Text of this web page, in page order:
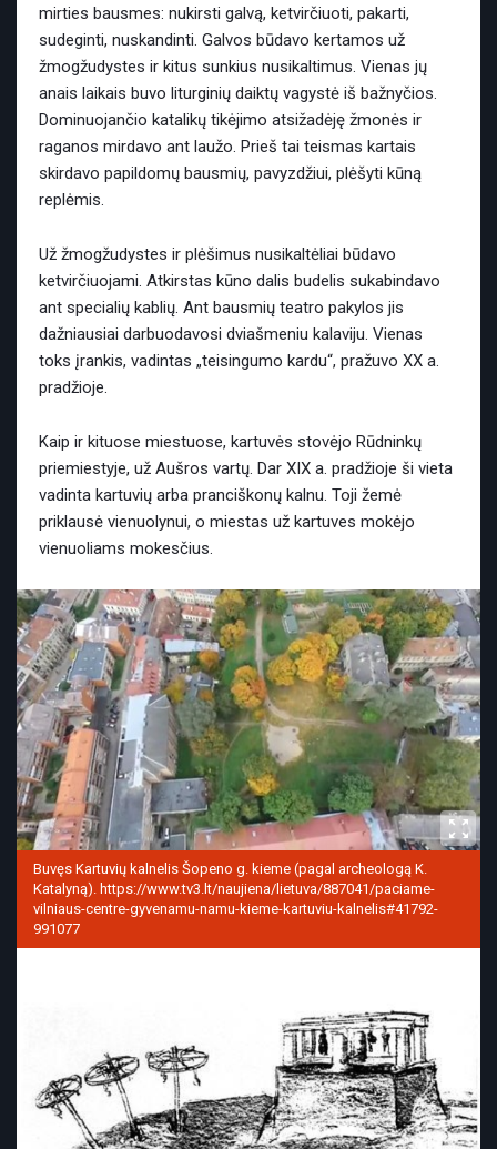
mirties bausmes: nukirsti galvą, ketvirčiuoti, pakarti,
sudeginti, nuskandinti. Galvos būdavo kertamos už
žmogžudystes ir kitus sunkius nusikaltimus. Vienas jų
anais laikais buvo liturginių daiktų vagystė iš bažnyčios.
Dominuojančio katalikų tikėjimo atsižadėję žmonės ir
raganos mirdavo ant laužo. Prieš tai teismas kartais
skirdavo papildomų bausmių, pavyzdžiui, plėšyti kūną
replėmis.
Už žmogžudystes ir plėšimus nusikaltėliai būdavo
ketvirčiuojami. Atkirstas kūno dalis budelis sukabindavo
ant specialių kablių. Ant bausmių teatro pakylos jis
dažniausiai darbuodavosi dviašmeniu kalaviju. Vienas
toks įrankis, vadintas „teisingumo kardu“, pražuvo XX a.
pradžioje.
Kaip ir kituose miestuose, kartuvės stovėjo Rūdninkų
priemiestyje, už Aušros vartų. Dar XIX a. pradžioje ši vieta
vadinta kartuvių arba pranciškonų kalnu. Toji žemė
priklausė vienuolynui, o miestas už kartuves mokėjo
vienuoliams mokesčius.
Buvęs Kartuvių kalnelis Šopeno g. kieme (pagal archeologą K.
Katalyną). https://www.tv3.lt/naujiena/lietuva/887041/paciame-
vilniaus-centre-gyvenamu-namu-kieme-kartuviu-kalnelis#41792-
991077